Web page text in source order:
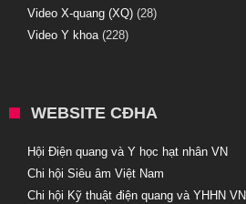
Video X-quang (XQ) (28)
Video Y khoa(228)
WEBSITE CĐHA
Hội Điện quang và Y học hạt nhân VN
Chi hội Siêu âm Việt Nam
Chi hội Kỹ thuật điện quang và YHHN VN